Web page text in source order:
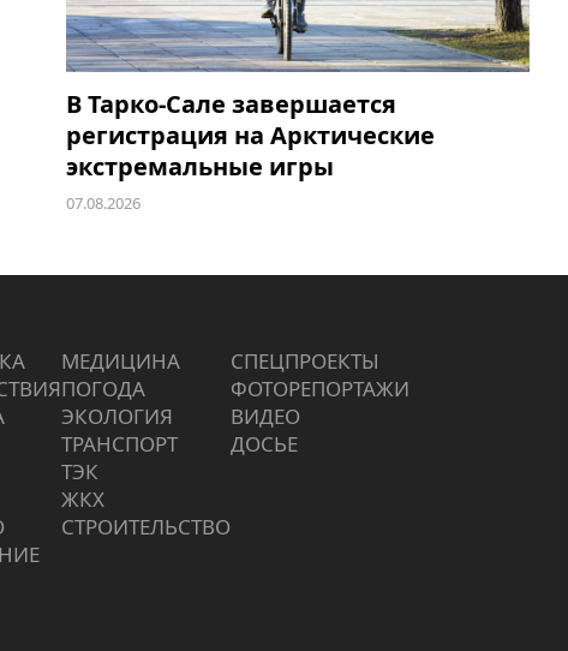
В Тарко-Сале завершается
регистрация на Арктические
экстремальные игры
07.08.2026
МЕДИЦИНА
ПОГОДА
ЭКОЛОГИЯ
ТРАНСПОРТ
ТЭК
ЖКХ
СТРОИТЕЛЬСТВО
СПЕЦПРОЕКТЫ
ФОТОРЕПОРТАЖИ
ВИДЕО
ДОСЬЕ